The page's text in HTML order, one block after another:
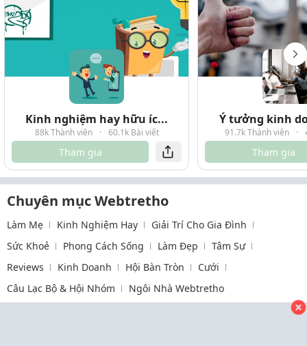
Kinh nghiệm hay hữu íc...
88k Thành viên · 60.1k Bài viết
Tham gia
Ý tưởng kinh
91.7k Thành viên ·
Tham gia
Chuyên mục Webtretho
Làm Mẹ Kinh Nghiệm Hay
Giải Trí Cho Gia Đình
Sức Khoẻ
Phong Cách Sống Làm Đẹp
Tâm Sự
Reviews
Kinh Doanh Hội Bàn Tròn
Cưới
Câu Lạc Bộ & Hội Nhóm
Ngôi Nhà Webtretho